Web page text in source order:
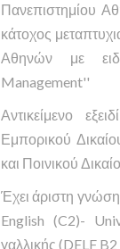
Πανεπιστημίου
κάτοχος
Αθηνών με
Management''
Αντικείμενο
Εμπορικού
και Ποινικού
Έχει άριστη
English (C2)-
γαλλικής (DELF B2